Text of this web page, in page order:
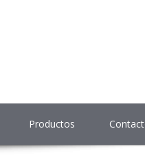
Productos